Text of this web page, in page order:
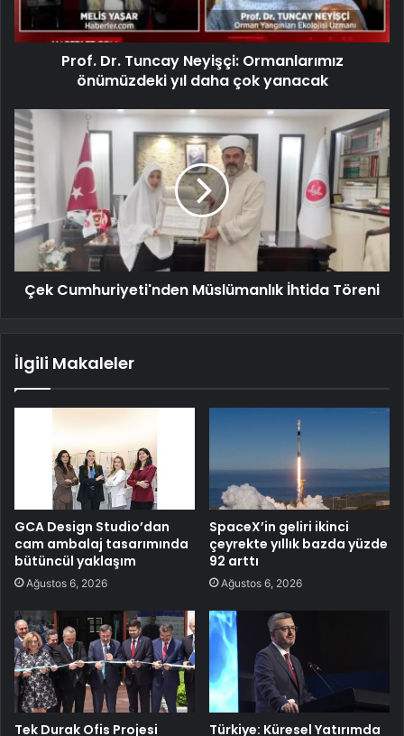
Prof. Dr. Tuncay Neyişçi: Ormanlarımız
önümüzdeki yıl daha çok yanacak
Çek Cumhuriyeti'nden Müslümanlık İhtida Töreni
İlgili Makaleler
GCA Design Studio’dan
cam ambalaj tasarımında
bütüncül yaklaşım
Ağustos 6, 2026
SpaceX’in geliri ikinci
çeyrekte yıllık bazda yüzde
92 arttı
Ağustos 6, 2026
Tek Durak Ofis Projesi Türkiye: Küresel Yatırımda